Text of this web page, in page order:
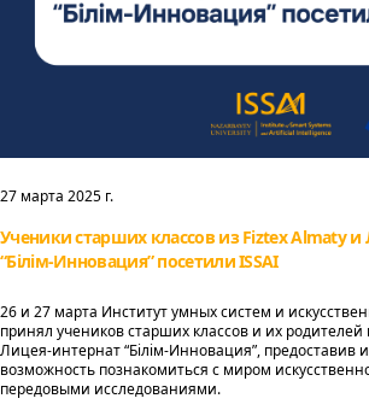
27 марта 2025 г.
Ученики старших классов из Fiztex Almaty и
“Білім-Инновация” посетили ISSAI
26 и 27 марта Институт умных систем и
принял учеников старших классов и их родителей
Лицея-интернат “Білім-Инновация”, предоставив
возможность познакомиться с миром
передовыми исследованиями.